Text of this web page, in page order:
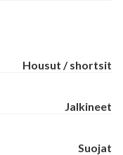
Housut / shortsit
Jalkineet
Suojat